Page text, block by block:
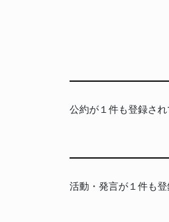
公約が１件も登録され
活動・発言が１件も登